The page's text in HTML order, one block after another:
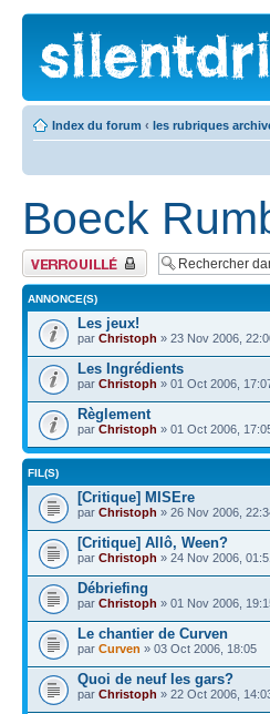
Index du forum ‹ les rubriques
Boeck
Forum verrouillé
ANNONCE(S)
Les jeux!
par Christoph » 23 Nov 2006,
Les Ingrédients
par Christoph » 01 Oct 2006,
Règlement
par Christoph » 01 Oct 2006,
FIL(S)
[Critique] MISEre
par Christoph » 26 Nov 2006,
[Critique] Allô, Ween?
par Christoph » 24 Nov 2006,
Débriefing
par Christoph » 01 Nov 2006,
Le chantier de Curven
par Curven » 03 Oct 2006, 18:05
Quoi de neuf les gars?
par Christoph » 22 Oct 2006,